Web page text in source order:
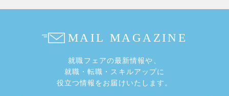
就職フェアの最新情報や、
就職・転職・スキルアップに
役立つ情報をお届けいたします。